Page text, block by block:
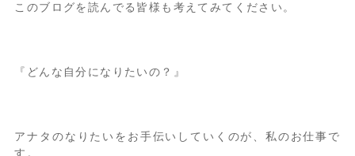
このブログを読んでる皆様も考えてみてください。
『どんな自分になりたいの？』
アナタのなりたいをお手伝いしていくのが、私のお仕事で
す。